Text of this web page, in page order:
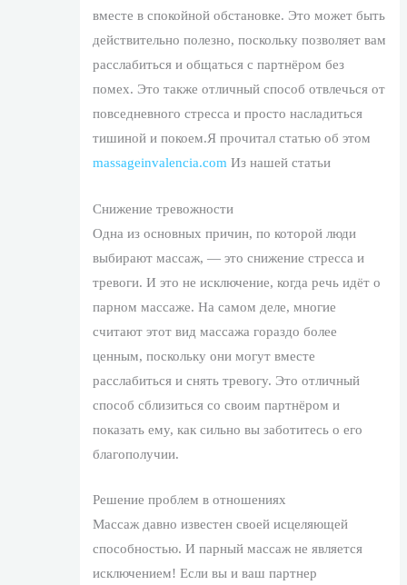
вместе в спокойной обстановке. Это может быть
действительно полезно, поскольку позволяет вам
расслабиться и общаться с партнёром без
помех. Это также отличный способ отвлечься от
повседневного стресса и просто насладиться
тишиной и покоем.Я прочитал статью об этом
massageinvalencia.com Из нашей статьи
Снижение тревожности
Одна из основных причин, по которой люди
выбирают массаж, — это снижение стресса и
тревоги. И это не исключение, когда речь идёт о
парном массаже. На самом деле, многие
считают этот вид массажа гораздо более
ценным, поскольку они могут вместе
расслабиться и снять тревогу. Это отличный
способ сблизиться со своим партнёром и
показать ему, как сильно вы заботитесь о его
благополучии.
Решение проблем в отношениях
Массаж давно известен своей исцеляющей
способностью. И парный массаж не является
исключением! Если вы и ваш партнер